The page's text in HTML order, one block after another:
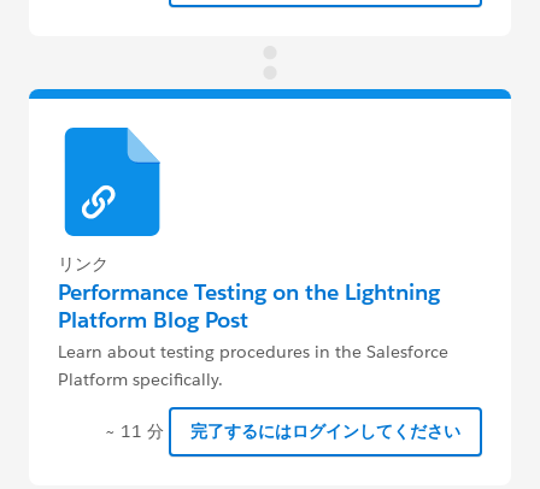
リンク
Performance Testing on the Lightning
Platform Blog Post
Learn about testing procedures in the Salesforce
Platform specifically.
~ 11 分 完了するにはログインしてください